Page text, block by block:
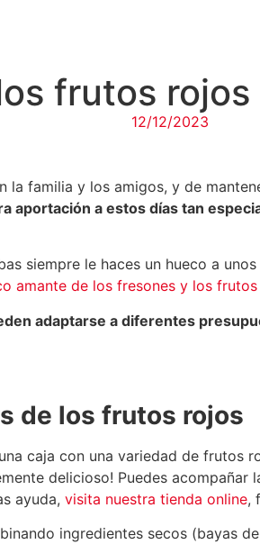
frutos rojos
12/12/2023
familia y los amigos, y de
aportación a estos días tan
siempre le haces un hueco a
amante de los fresones y los
adaptarse a diferentes
de los frutos rojos
caja con una variedad de frutos
delicioso! Puedes
ayuda, visita nuestra tienda online,
ingredientes secos (bayas